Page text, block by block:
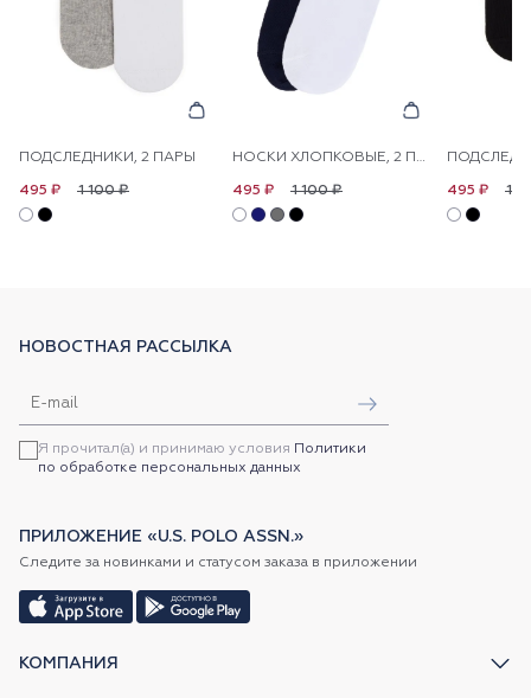
ПОДСЛЕДНИКИ, 2 ПАРЫ
1 100 ₽
495 ₽
НОСКИ ХЛОПКОВЫЕ, 2 ПАРЫ
1 100 ₽
495 ₽ 1
495 ₽
КОМПАНИЯ
НОВОСТНАЯ РАССЫЛКА
Я прочитал(а) и принимаю условия Политики
по обработке персональных данных
ПРИЛОЖЕНИЕ «U.S. POLO ASSN.»
Следите за новинками и статусом заказа в приложении